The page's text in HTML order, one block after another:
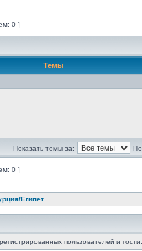
0 ]
Темы
Показать темы за:
0 ]
Египет
пользователей и